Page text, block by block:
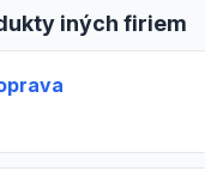
iných firiem